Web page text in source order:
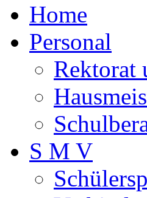
Home
Personal
Rektorat
S M V